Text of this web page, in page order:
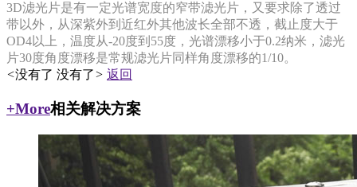
3D滤光片是有一定光谱宽度的窄带滤光片，又要求除了透过
带以外，从深紫外到近红外其他波长全部不透，截止度大于
OD4以上，温度从-20度到55度，光谱漂移小于0.2纳米，滤光
片30度角度漂移是常规滤光片同样角度漂移的1/10。
<没有了 没有了> 返回
+More相关解决方案